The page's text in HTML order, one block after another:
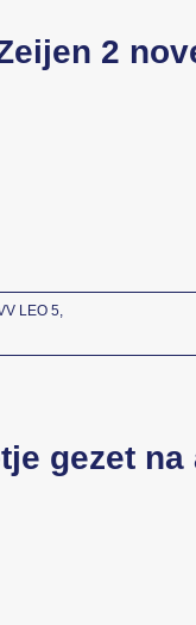
2
LEO 5,
gezet